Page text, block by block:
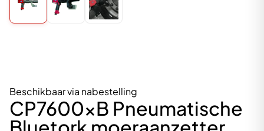
CP7600xB Pneumatische
Beschikbaar via nabestelling